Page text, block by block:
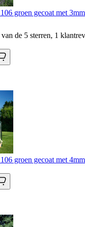
groen gecoat met
de 5 sterren, 1
groen gecoat met